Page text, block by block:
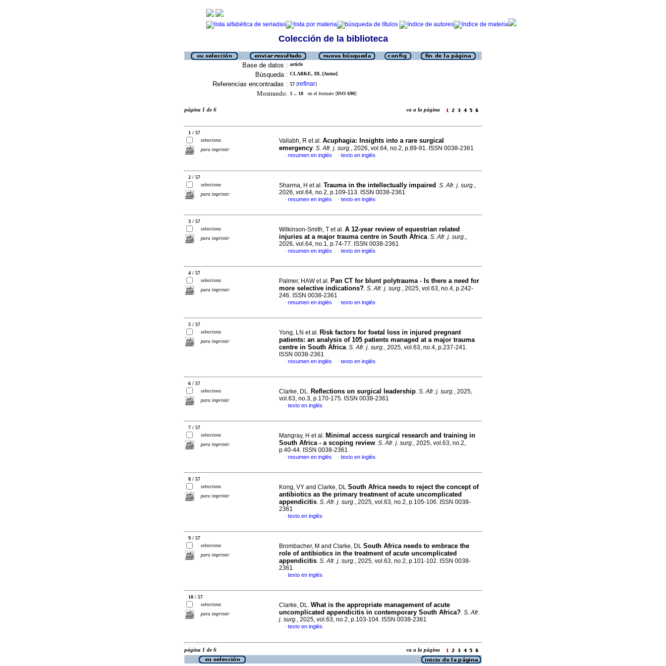
Colección de la biblioteca
Base de datos : article
Búsqueda : CLARKE, DL [Autor]
Referencias encontradas : 57 [refinar]
Mostrando: 1 .. 10 en el formato [ISO 690]
página 1 de 6 va a la página
1 / 57
selecciona
para imprimir
Vallabh, R et al. Acuphagia: Insights into a rare surgical
emergency. S. Afr. j. surg., 2026, vol.64, no.2, p.89-91. ISSN 0038-2361
· resumen en inglés · texto en inglés
2 / 57
selecciona
para imprimir
Sharma, H et al. Trauma in the intellectually impaired . S. Afr. j. surg.,
2026, vol.64, no.2, p.109-113. ISSN 0038-2361
· resumen en inglés · texto en inglés
3 / 57
selecciona
para imprimir
Wilkinson-Smith, T et al. A 12-year review of equestrian related
injuries at a major trauma centre in South Africa. S. Afr. j. surg.,
2026, vol.64, no.1, p.74-77. ISSN 0038-2361
· resumen en inglés · texto en inglés
4 / 57
selecciona
para imprimir
Palmer, HAW et al. Pan CT for blunt polytrauma - Is there a need for
more selective indications?. S. Afr. j. surg., 2025, vol.63, no.4, p.242-
246. ISSN 0038-2361
· resumen en inglés · texto en inglés
5 / 57
selecciona
para imprimir
Yong, LN et al. Risk factors for foetal loss in injured pregnant
patients: an analysis of 105 patients managed at a major trauma
centre in South Africa. S. Afr. j. surg., 2025, vol.63, no.4, p.237-241.
ISSN 0038-2361
· resumen en inglés · texto en inglés
6 / 57
selecciona
para imprimir
Clarke, DL. Reflections on surgical leadership. S. Afr. j. surg., 2025,
vol.63, no.3, p.170-175. ISSN 0038-2361
· texto en inglés
7 / 57
selecciona
para imprimir
Mangray, H et al. Minimal access surgical research and training in
South Africa - a scoping review. S. Afr. j. surg., 2025, vol.63, no.2,
p.40-44. ISSN 0038-2361
· resumen en inglés · texto en inglés
8 / 57
selecciona
para imprimir
Kong, VY and Clarke, DL South Africa needs to reject the concept of
antibiotics as the primary treatment of acute uncomplicated
appendicitis. S. Afr. j. surg., 2025, vol.63, no.2, p.105-106. ISSN 0038-
2361
· texto en inglés
9 / 57
selecciona
para imprimir
Brombacher, M and Clarke, DL South Africa needs to embrace the
role of antibiotics in the treatment of acute uncomplicated
appendicitis. S. Afr. j. surg., 2025, vol.63, no.2, p.101-102. ISSN 0038-
2361
· texto en inglés
10 / 57
selecciona
para imprimir
Clarke, DL. What is the appropriate management of acute
uncomplicated appendicitis in contemporary South Africa?. S. Afr.
j. surg., 2025, vol.63, no.2, p.103-104. ISSN 0038-2361
· texto en inglés
página 1 de 6 va a la página